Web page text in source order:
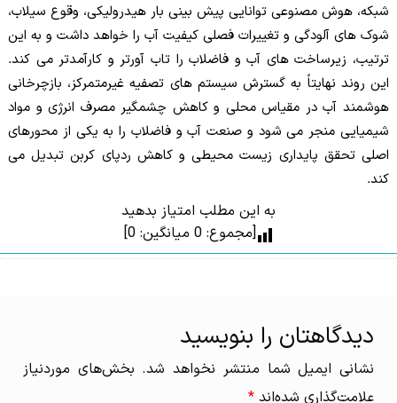
شبکه، هوش مصنوعی توانایی پیش بینی بار هیدرولیکی، وقوع سیلاب،
شوک های آلودگی و تغییرات فصلی کیفیت آب را خواهد داشت و به این
ترتیب، زیرساخت های آب و فاضلاب را تاب آورتر و کارآمدتر می کند.
این روند نهایتاً به گسترش سیستم های تصفیه غیرمتمرکز، بازچرخانی
هوشمند آب در مقیاس محلی و کاهش چشمگیر مصرف انرژی و مواد
شیمیایی منجر می شود و صنعت آب و فاضلاب را به یکی از محورهای
اصلی تحقق پایداری زیست محیطی و کاهش ردپای کربن تبدیل می
کند.
به این مطلب امتیاز بدهید
[مجموع:0 میانگین:0
]
دیدگاهتان را بنویسید
نشانی ایمیل شما منتشر نخواهد شد. بخش‌های موردنیاز
علامت‌گذاری شده‌اند *